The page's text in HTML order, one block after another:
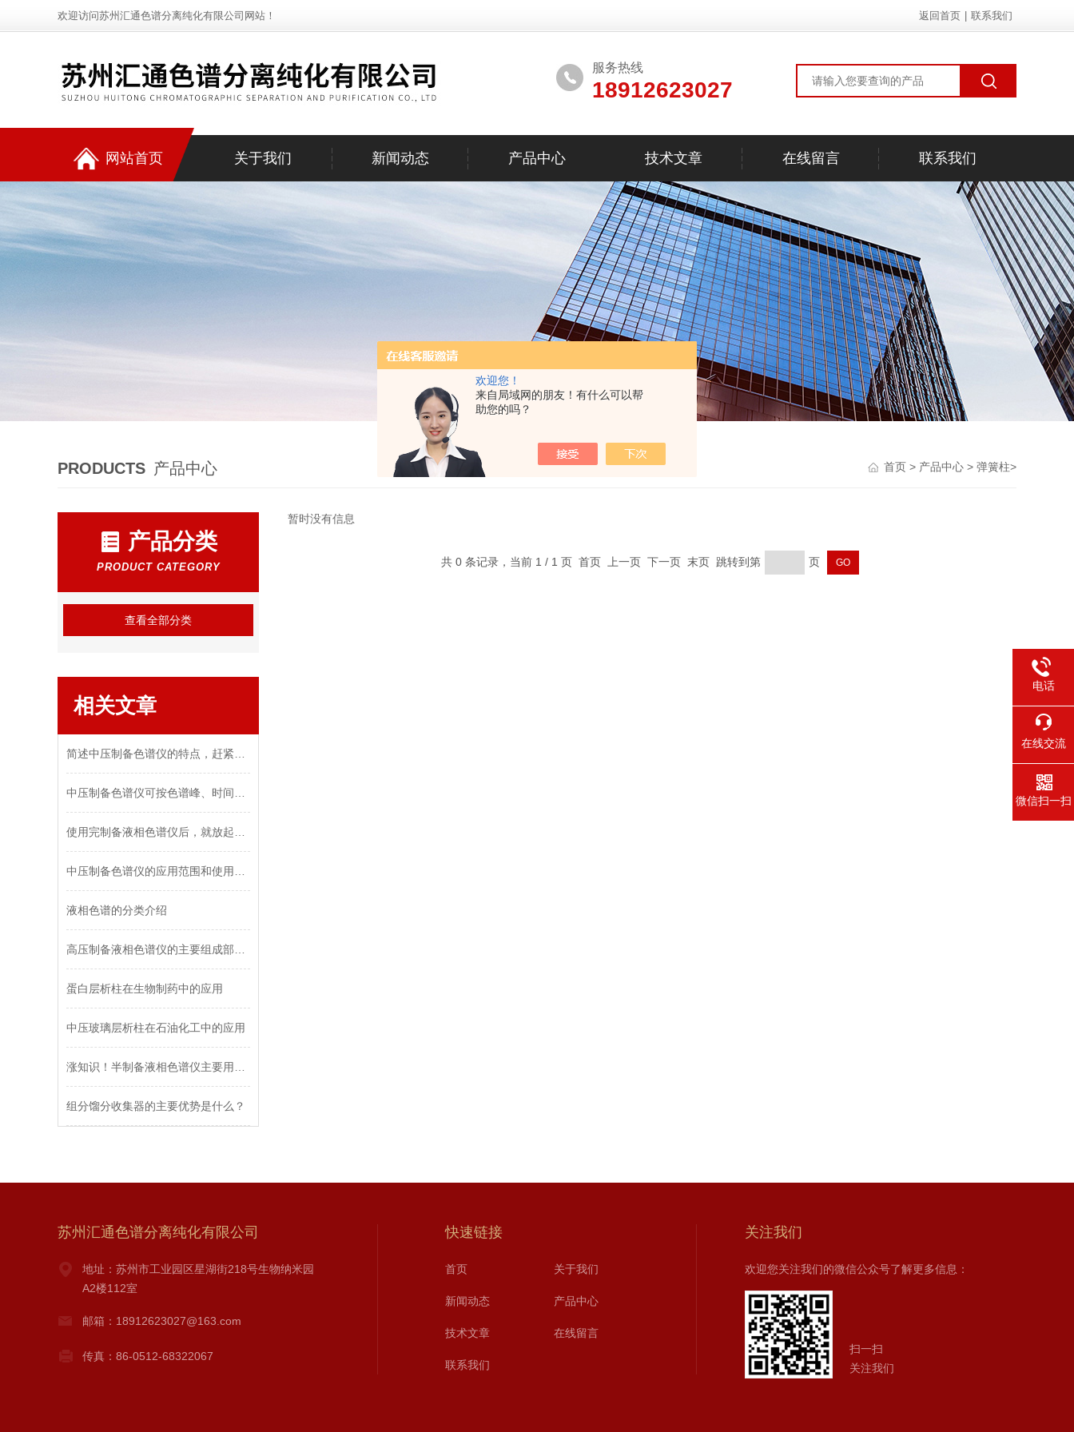
欢迎您！
来自局域网的朋友！有什么可以帮
助您的吗？
欢迎访问苏州汇通色谱分离纯化有限公司网站！ 返回首页 联系我们
服务热线
18912623027
网站首页 关于我们 新闻动态 产品中心 技术文章 在线留言 联系我们
PRODUCTS 产品中心 首页 > 产品中心 > 弹簧柱>
产品分类
PRODUCT CATEGORY
查看全部分类
相关文章
液相色谱的分类介绍
蛋白层析柱在生物制药中的应用
中压玻璃层析柱在石油化工中的应用
组分馏分收集器的主要优势是什么？
暂时没有信息
共 0 条记录，当前 1 / 1 页 首页 上一页 下一页 末页 跳转到第 页
苏州汇通色谱分离纯化有限公司
地址：苏州市工业园区星湖街218号生物纳米园
A2楼112室
邮箱：18912623027@163.com
传真：86-0512-68322067
快速链接
首页 关于我们
新闻动态 产品中心
技术文章 在线留言
联系我们
关注我们
欢迎您关注我们的微信公众号了解更多信息：
扫一扫
关注我们
电话
在线交流
微信扫一扫